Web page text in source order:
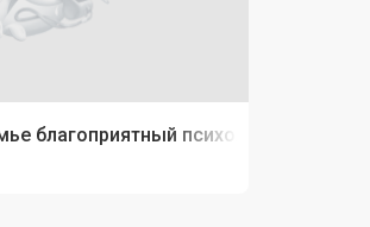
благоприятный психологический